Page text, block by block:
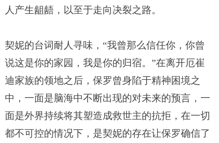
人产生龃龉，以至于走向决裂之路。
契妮的台词耐人寻味，“我曾那么信任你，你曾
说这是你的家园，我是你的归宿。”在离开厄崔
迪家族的领地之后，保罗曾身陷于精神困境之
中，一面是脑海中不断出现的对未来的预言，一
面是外界持续将其塑造成救世主的抗拒，在一切
都不可控的情况下，是契妮的存在让保罗确信了